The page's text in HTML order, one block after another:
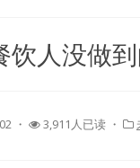
饮人没做到
・ 3,911人已读 ・